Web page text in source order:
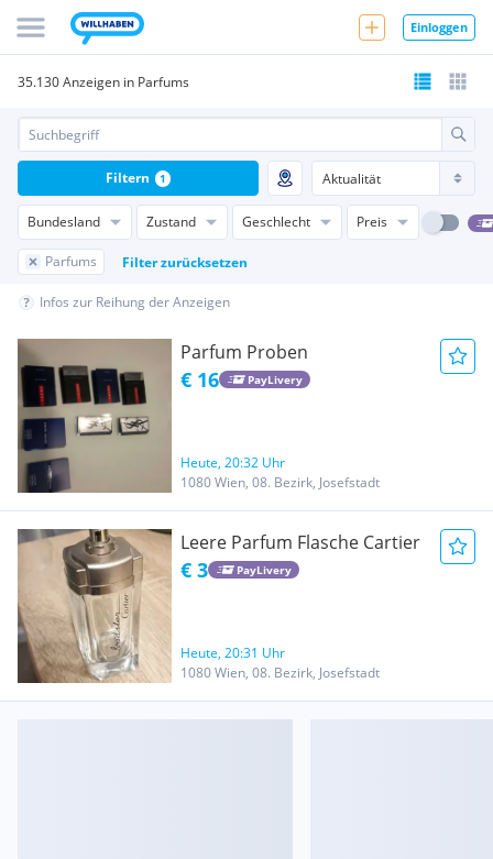
Einloggen
35.130 Anzeigen in Parfums
Bundesland Zustand Geschlecht Preis
Parfums Filter zurücksetzen
Filtern 1
Infos zur Reihung der Anzeigen
Parfum Proben
€ 16 PayLivery
Heute, 20:32 Uhr
1080 Wien, 08. Bezirk, Josefstadt
Leere Parfum Flasche Cartier
€ 3 PayLivery
Heute, 20:31 Uhr
1080 Wien, 08. Bezirk, Josefstadt